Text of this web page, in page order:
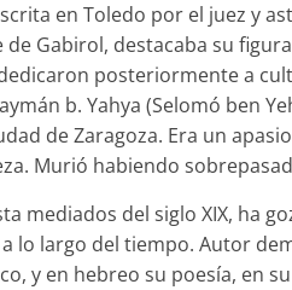
en Toledo por el juez y
Gabirol, destacaba su
posteriormente a
b. Yahya (Selomó ben
de Zaragoza. Era un
Murió habiendo
mediados del siglo XIX, ha
lo largo del tiempo. Autor
y en hebreo su poesía, en